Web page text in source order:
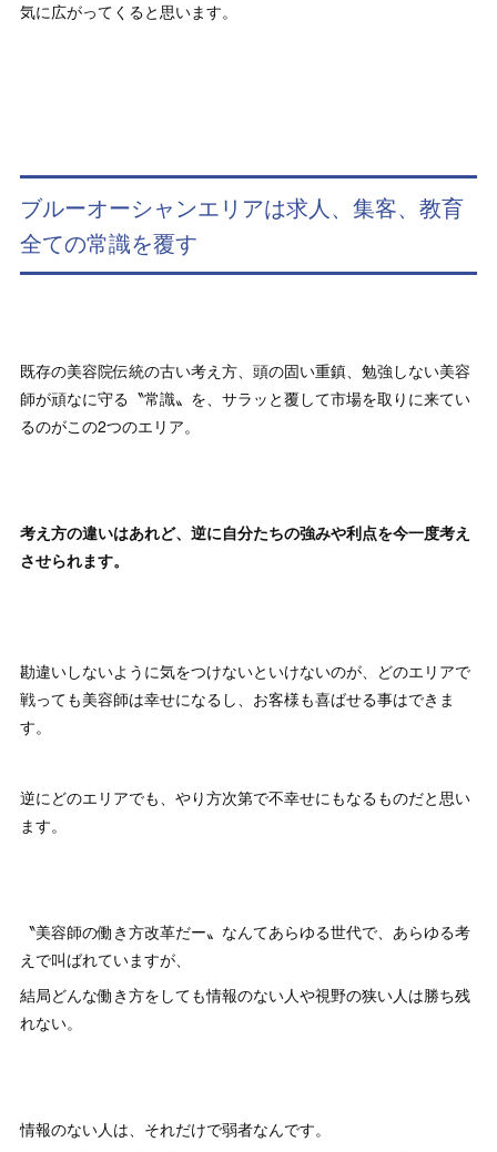
気に広がってくると思います。
ブルーオーシャンエリアは求人、集客、教育
全ての常識を覆す
既存の美容院伝統の古い考え方、頭の固い重鎮、勉強しない美容
師が頑なに守る〝常識〟を、サラッと覆して市場を取りに来てい
るのがこの2つのエリア。
考え方の違いはあれど、逆に自分たちの強みや利点を今一度考え
させられます。
勘違いしないように気をつけないといけないのが、どのエリアで
戦っても美容師は幸せになるし、お客様も喜ばせる事はできま
す。
逆にどのエリアでも、やり方次第で不幸せにもなるものだと思い
ます。
〝美容師の働き方改革だー〟なんてあらゆる世代で、あらゆる考
えで叫ばれていますが、
結局どんな働き方をしても情報のない人や視野の狭い人は勝ち残
れない。
情報のない人は、それだけで弱者なんです。